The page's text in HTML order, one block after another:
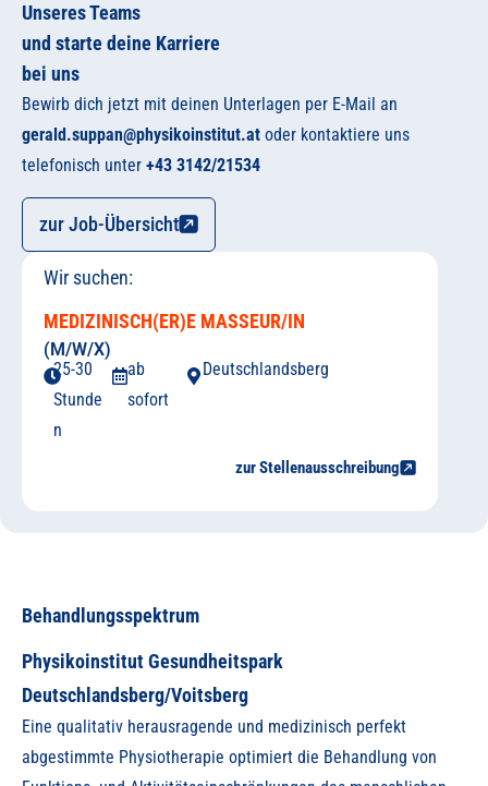
Unseres Teams
und starte deine Karriere
bei uns
Bewirb dich jetzt mit deinen Unterlagen per E-Mail an
gerald.suppan@physikoinstitut.at oder kontaktiere uns
telefonisch unter +43 3142/21534
zur Job-Übersicht
Wir suchen:
MEDIZINISCH(ER)E MASSEUR/IN
(M/W/X)
25-30
Stunde
n
ab
sofort
Deutschlandsberg
zur Stellenausschreibung
Behandlungsspektrum
Physikoinstitut Gesundheitspark
Deutschlandsberg/Voitsberg
Eine qualitativ herausragende und medizinisch perfekt
abgestimmte Physiotherapie optimiert die Behandlung von